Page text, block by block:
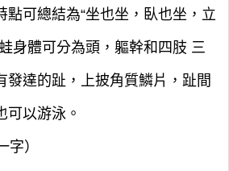
點可總結為“坐也坐，臥也坐，立
身體可分為頭，軀幹和四肢 三
發達的趾，上披角質鱗片，趾間
可以游泳。
）